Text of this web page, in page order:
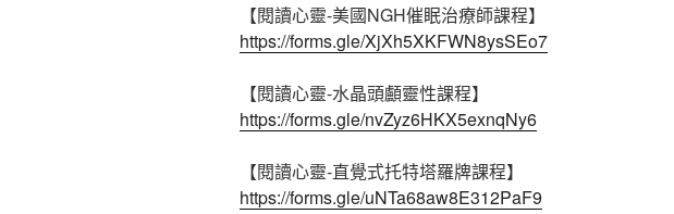
【閱讀心靈-美國NGH催眠治療師課程】
https://forms.gle/XjXh5XKFWN8ysSEo7
【閱讀心靈-水晶頭顱靈性課程】
https://forms.gle/nvZyz6HKX5exnqNy6
【閱讀心靈-直覺式托特塔羅牌課程】
https://forms.gle/uNTa68aw8E312PaF9